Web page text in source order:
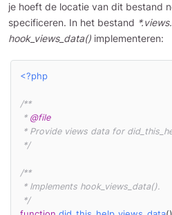
je hoeft de locatie van dit bestand
specificeren. In het bestand
hook_views_data() implementeren:
<?php
/**
* @file
*/
/**
*/